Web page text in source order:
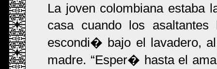
La joven colombiana estaba
casa cuando los
escondi� bajo el lavadero,
madre.
Esper� hasta el